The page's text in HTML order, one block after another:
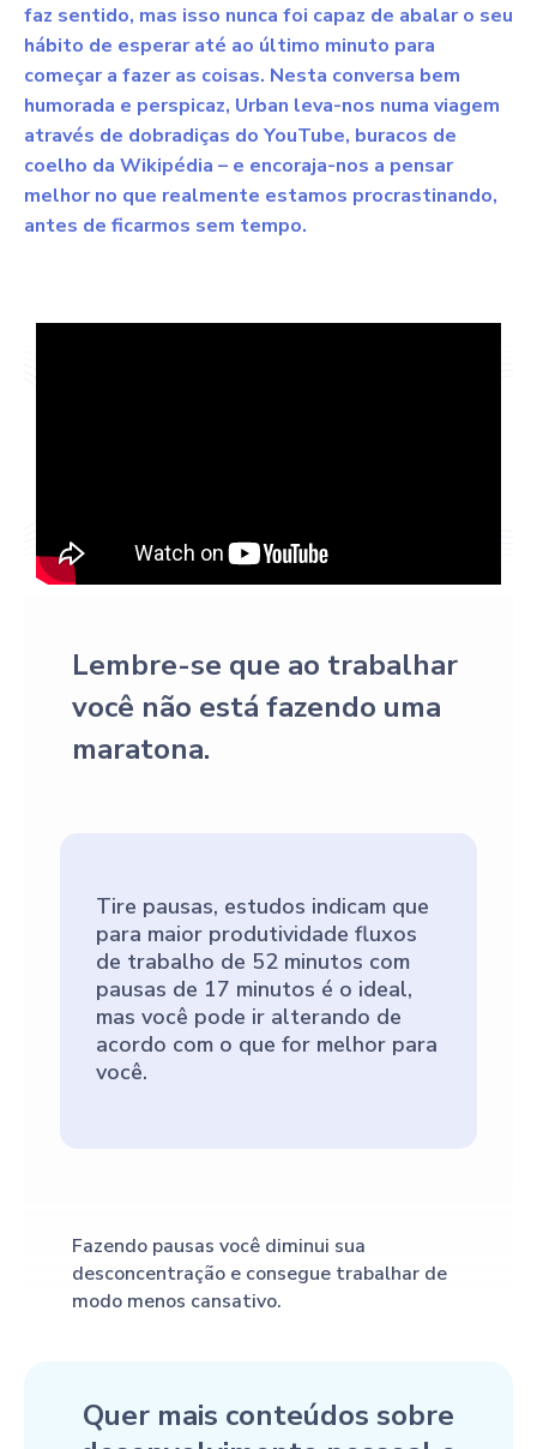
faz sentido, mas isso nunca foi capaz de abalar o seu
hábito de esperar até ao último minuto para
começar a fazer as coisas. Nesta conversa bem
humorada e perspicaz, Urban leva-nos numa viagem
através de dobradiças do YouTube, buracos de
coelho da Wikipédia – e encoraja-nos a pensar
melhor no que realmente estamos procrastinando,
antes de ficarmos sem tempo.
Lembre-se que ao trabalhar
você não está fazendo uma
maratona.
Tire pausas, estudos indicam que
para maior produtividade fluxos
de trabalho de 52 minutos com
pausas de 17 minutos é o ideal,
mas você pode ir alterando de
acordo com o que for melhor para
você.
Fazendo pausas você diminui sua
desconcentração e consegue trabalhar de
modo menos cansativo.
Quer mais conteúdos sobre